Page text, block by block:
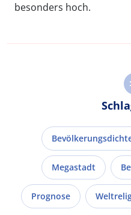
besonders hoch.
Megastadt
Prognose